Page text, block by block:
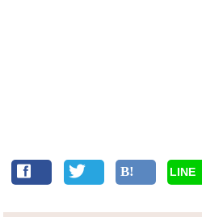
LINE